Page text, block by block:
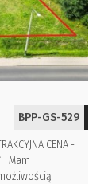
BPP-GS-529
CENA -
Mam